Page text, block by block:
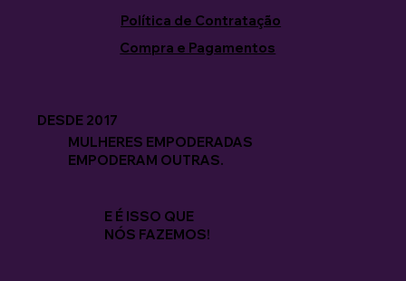
Política de Contratação
Compra e Pagamentos
DESDE 2017
MULHERES EMPODERADAS
EMPODERAM OUTRAS.
E É ISSO QUE
NÓS FAZEMOS!